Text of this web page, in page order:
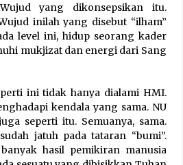
yang dikonsepsikan itu.
inilah yang disebut “ilham”
level ini, hidup seorang kader
mukjizat dan energi dari Sang
ini tidak hanya dialami HMI.
kendala yang sama. NU
seperti itu. Semuanya, sama.
jatuh pada tataran “bumi”.
hasil pemikiran manusia